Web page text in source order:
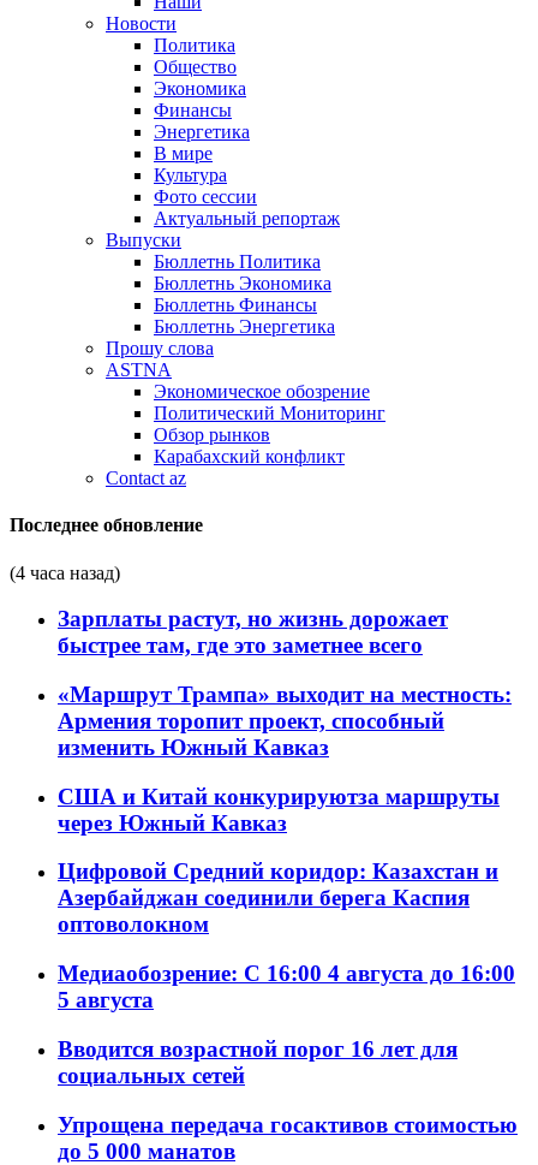
Новости
Политика
Общество
Экономика
Финансы
Энергетика
В мире
Культура
Фото сессии
Актуальный репортаж
Выпуски
Бюллетнь Политика
Бюллетнь Экономика
Бюллетнь Финансы
Бюллетнь Энергетика
Прошу слова
ASTNA
Экономическое обозрение
Политический Мониторинг
Обзор рынков
Карабахский конфликт
Contact az
Последнее обновление
(4 часа назад)
Зарплаты растут, но жизнь дорожает
быстрее там, где это заметнее всего
«Маршрут Трампа» выходит на местность:
Армения торопит проект, способный
изменить Южный Кавказ
США и Китай конкурируютза маршруты
через Южный Кавказ
Цифровой Средний коридор: Казахстан и
Азербайджан соединили берега Каспия
оптоволокном
Медиаобозрение: С 16:00 4 августа до 16:00
5 августа
Вводится возрастной порог 16 лет для
социальных сетей
Упрощена передача госактивов стоимостью
до 5 000 манатов